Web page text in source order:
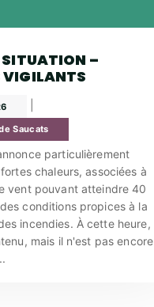
SITUATION –
VIGILANTS
Saucats
particulièrement
chaleurs, associées à
vent pouvant atteindre 40
conditions propices à la
incendies. À cette heure,
mais il n'est pas encore